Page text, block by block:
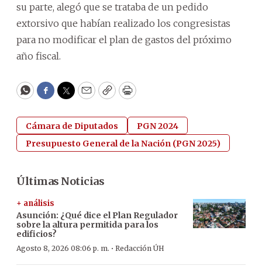
su parte, alegó que se trataba de un pedido
extorsivo que habían realizado los congresistas
para no modificar el plan de gastos del próximo
año fiscal.
WhatsApp
Facebook
Twitter
EmailCopyPrint
Cámara de Diputados
PGN 2024
Presupuesto General de la Nación (PGN 2025)
Últimas Noticias
+ análisis
Asunción: ¿Qué dice el Plan Regulador
sobre la altura permitida para los
edificios?
Agosto 8, 2026 08:06 p. m. · Redacción ÚH